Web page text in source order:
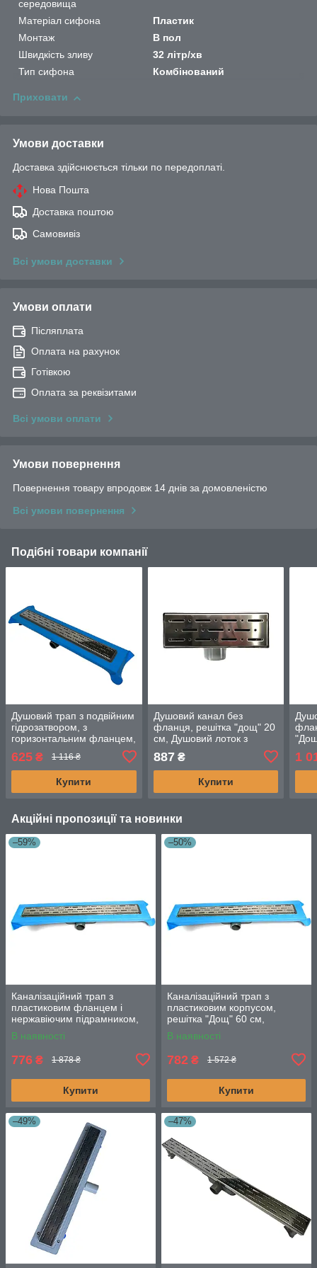
середовища
Матеріал сифона
Пластик
Монтаж
В пол
Швидкість зливу
32 літр/хв
Тип сифона
Комбінований
Приховати
Умови доставки
Доставка здійснюється тільки по передоплаті.
Нова Пошта
Доставка поштою
Самовивіз
Всі умови доставки
Умови оплати
Післяплата
Оплата на рахунок
Готівкою
Оплата за реквізитами
Всі умови оплати
Умови повернення
Повернення товару впродовж 14 днів за домовленістю
Всі умови повернення
Подібні товари компанії
Душовий трап з подвійним
гідрозатвором, з
горизонтальним фланцем,
Душовий канал
625 ₴ 1 116 ₴
Купити
Душовий канал без
фланця, решітка "дощ" 20
см, Душовий лоток з
подвійним гідрозатвором
887₴
Купити
1
Акційні пропозиції та новинки
–59%
Каналізаційний трап з
пластиковим фланцем і
нержавіючим підрамником,
решітка "Дощ" 80 см
В наявності
776 ₴ 1 878 ₴
Купити
–50%
Каналізаційний трап з
пластиковим корпусом,
решітка "Дощ" 60 см,
Душовий канал з
горизонтальним фланцем
В наявності
782 ₴ 1 572 ₴
Купити
–49% –47%